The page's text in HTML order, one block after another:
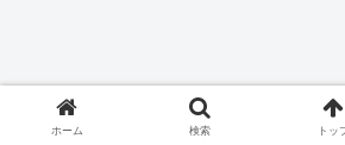
ホーム 検索 トッ